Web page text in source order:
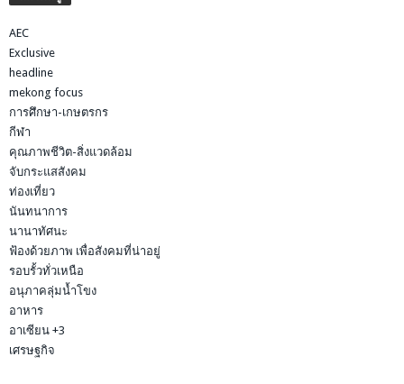
AEC
Exclusive
headline
mekong focus
การศึกษา-เกษตรกร
กีฬา
คุณภาพชีวิต-สิ่งแวดล้อม
จับกระแสสังคม
ท่องเที่ยว
นันทนาการ
นานาทัศนะ
ฟ้องด้วยภาพ เพื่อสังคมที่น่าอยู่
รอบรั้วทั่วเหนือ
อนุภาคลุ่มน้ำโขง
อาหาร
อาเซียน +3
เศรษฐกิจ